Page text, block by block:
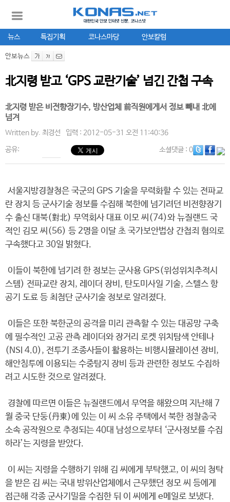
뉴스 특집기획 코나스마당 안보칼럼
안보뉴스
北지령 받고 ‘GPS 교란기술’ 넘긴 간첩 구속
北지령 받은 비전향장기수, 방산업체 前직원에게서 정보 빼내 北에
넘겨
Written by. 최경선 입력 : 2012-05-31 오전 11:40:36
공유: 소셜댓글: 0
서울지방경찰청은 국군의 GPS 기술을 무력화할 수 있는 전파교
란 장치 등 군사기술 정보를 수집해 북한에 넘기려던 비전향장기
수 출신 대북(對北) 무역회사 대표 이모 씨(74)와 뉴질랜드 국
적인 김모 씨(56) 등 2명을 이달 초 국가보안법상 간첩죄 혐의로
구속했다고 30일 밝혔다.
이들이 북한에 넘기려 한 정보는 군사용 GPS(위성위치추적시
스템) 전파교란 장치, 레이더 장비, 탄도미사일 기술, 스텔스 항
공기 도료 등 최첨단 군사기술 정보로 알려졌다.
이들은 또한 북한군의 공격을 미리 관측할 수 있는 대공망 구축
에 필수적인 고공 관측 레이더와 장거리 로켓 위치탐색 안테나
(NSI 4.0), 전투기 조종사들이 활용하는 비행시뮬레이션 장비,
해안침투에 이용되는 수중탐지 장비 등과 관련한 정보도 수집하
려고 시도한 것으로 알려졌다.
경찰에 따르면 이들은 뉴질랜드에서 무역을 해왔으며 지난해 7
월 중국 단둥(丹東)에 있는 이 씨 소유 주택에서 북한 정찰총국
소속 공작원으로 추정되는 40대 남성으로부터 ‘군사정보를 수집
하라’는 지령을 받았다.
이 씨는 지령을 수행하기 위해 김 씨에게 부탁했고, 이 씨의 청탁
을 받은 김 씨는 국내 방위산업체에서 근무했던 정모 씨 등에게
접근해 각종 군사기밀을 수집한 뒤 이 씨에게 e메일로 보냈다.